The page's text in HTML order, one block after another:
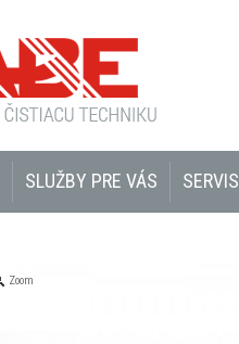
SLUŽBY PRE VÁS SERVIS
Zoom